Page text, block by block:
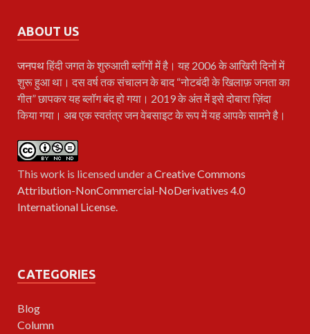
ABOUT US
जनपथहिंदी जगत के शुरुआती ब्लॉगों में है। यह 2006 के आखिरी दिनों में
शुरू हुआ था। दस वर्ष तक संचालन के बाद “नोटबंदी के खिलाफ़ जनता का
गीत” छापकर यह ब्लॉग बंद हो गया। 2019 के अंत में इसे दोबारा ज़िंदा
किया गया। अब एक स्वतंत्र जन वेबसाइट के रूप में यह आपके सामने है।
This work is licensed under aCreative Commons
Attribution-NonCommercial-NoDerivatives 4.0
International License.
CATEGORIES
Blog
Column